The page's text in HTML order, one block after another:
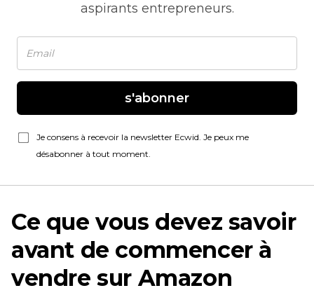
aspirants entrepreneurs.
s'abonner
Je consens à recevoir la newsletter Ecwid. Je peux me
désabonner à tout moment.
Ce que vous devez savoir
avant de commencer à
vendre sur Amazon